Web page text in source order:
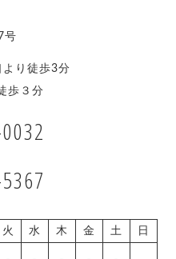
号
り徒歩3分
歩３分
火 水 木 金 土 日